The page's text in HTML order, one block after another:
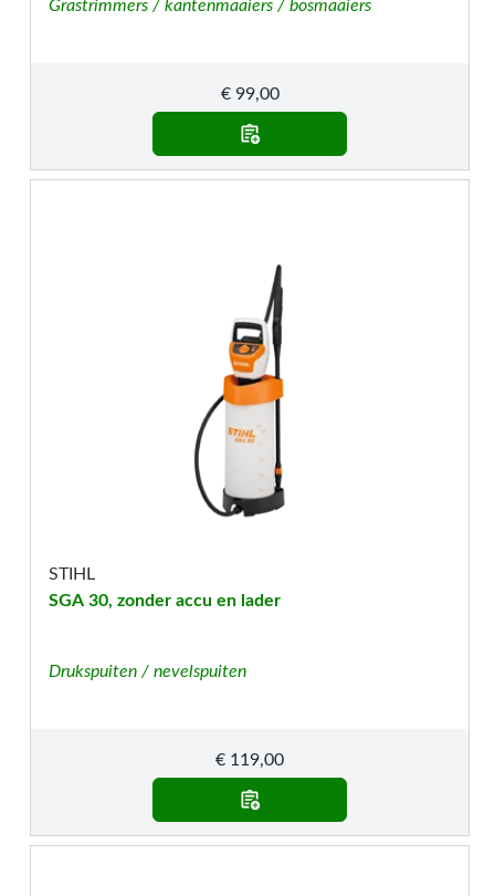
Grastrimmers / kantenmaaiers / bosmaaiers
€99,00
STIHL
SGA 30, zonder accu en lader
Drukspuiten / nevelspuiten
€ 119,00